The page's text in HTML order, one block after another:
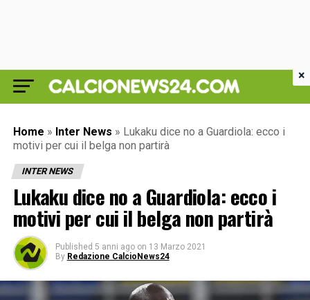
Home » Inter News » Lukaku dice no a Guardiola: ecco i
motivi per cui il belga non partirà
INTER NEWS
Lukaku dice no a Guardiola: ecco i
motivi per cui il belga non partirà
Published 5 anni ago on 13 Marzo 2021
By Redazione CalcioNews24
×